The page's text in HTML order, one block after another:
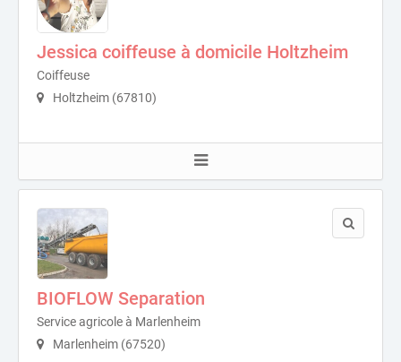
Jessica coiffeuse à domicile Holtzheim
Coiffeuse
Holtzheim (67810)
BIOFLOW Separation
Service agricole à Marlenheim
Marlenheim (67520)